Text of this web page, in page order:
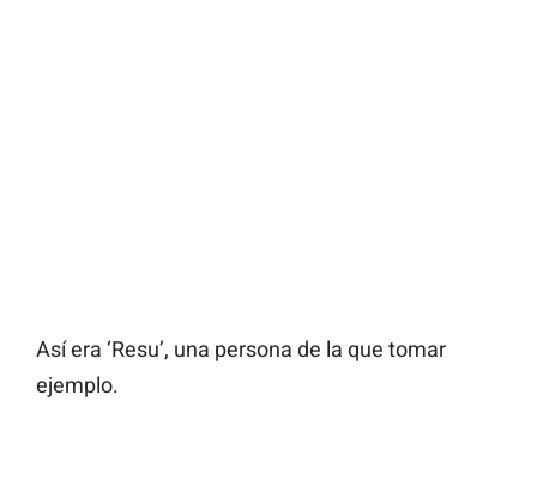
Así era ‘Resu’, una persona de la que tomar
ejemplo.